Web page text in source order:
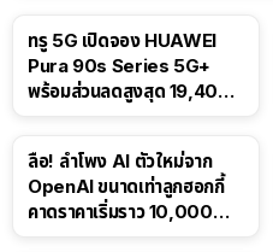
ทรู 5G เปิดจอง HUAWEI
Pura 90s Series 5G+
พร้อมส่วนลดสูงสุด 19,400
ลือ! ลำโพง AI ตัวใหม่จาก
OpenAI ขนาดเท่าลูกฮอกกี้
คาดราคาเริ่มราว 10,000